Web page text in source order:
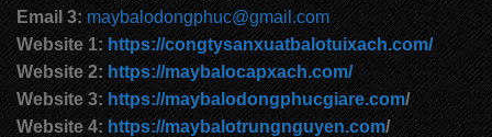
Email 3: maybalodongphuc@gmail.com
Website 1: https://congtysanxuatbalotuixach.com/
Website 2: https://maybalocapxach.com/
Website 3: https://maybalodongphucgiare.com/
Website 4: https://maybalotrungnguyen.com/